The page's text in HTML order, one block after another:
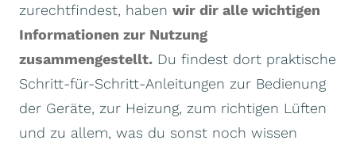
zurechtfindest, haben wir dir alle wichtigen
Informationen zur Nutzung
zusammengestellt. Du findest dort praktische
Schritt-für-Schritt-Anleitungen zur Bedienung
der Geräte, zur Heizung, zum richtigen Lüften
und zu allem, was du sonst noch wissen